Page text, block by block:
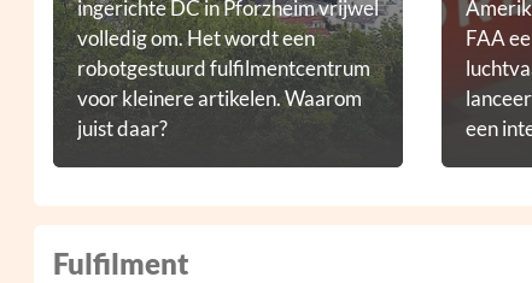
ingerichte DC in Pforzheim vrijwel
volledig om. Het wordt een
robotgestuurd fulfilmentcentrum
voor kleinere artikelen. Waarom
juist daar?
FAA
een
Fulfilment